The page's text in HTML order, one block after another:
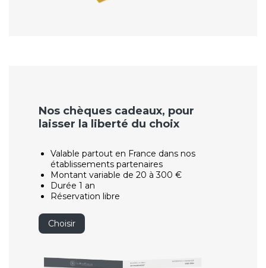
Nos chèques cadeaux, pour
laisser la liberté du choix
Valable partout en France dans nos
établissements partenaires
Montant variable de 20 à 300 €
Durée 1 an
Réservation libre
Choisir